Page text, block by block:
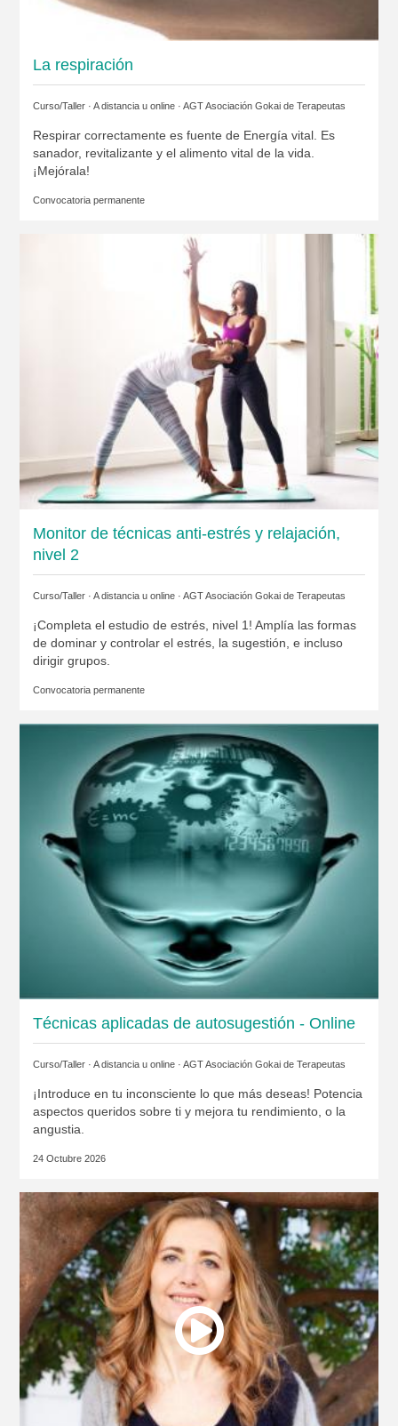
La respiración
Curso/Taller · A distancia u online · AGT Asociación Gokai de Terapeutas
Respirar correctamente es fuente de Energía vital. Es
sanador, revitalizante y el alimento vital de la vida.
¡Mejórala!
Convocatoria permanente
Monitor de técnicas anti-estrés y relajación,
nivel 2
Curso/Taller · A distancia u online · AGT Asociación Gokai de Terapeutas
¡Completa el estudio de estrés, nivel 1! Amplía las formas
de dominar y controlar el estrés, la sugestión, e incluso
dirigir grupos.
Convocatoria permanente
Técnicas aplicadas de autosugestión - Online
Curso/Taller · A distancia u online · AGT Asociación Gokai de Terapeutas
¡Introduce en tu inconsciente lo que más deseas! Potencia
aspectos queridos sobre ti y mejora tu rendimiento, o la
angustia.
24 Octubre 2026